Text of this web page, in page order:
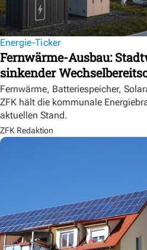
Energie-Ticker
Fernwärme-Ausbau:
sinkender
Fernwärme, Batteriespeicher,
ZFK hält die kommunale
aktuellen Stand.
ZFK Redaktion